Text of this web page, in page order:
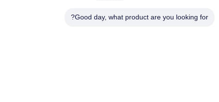
Good day, what product are you looking for?